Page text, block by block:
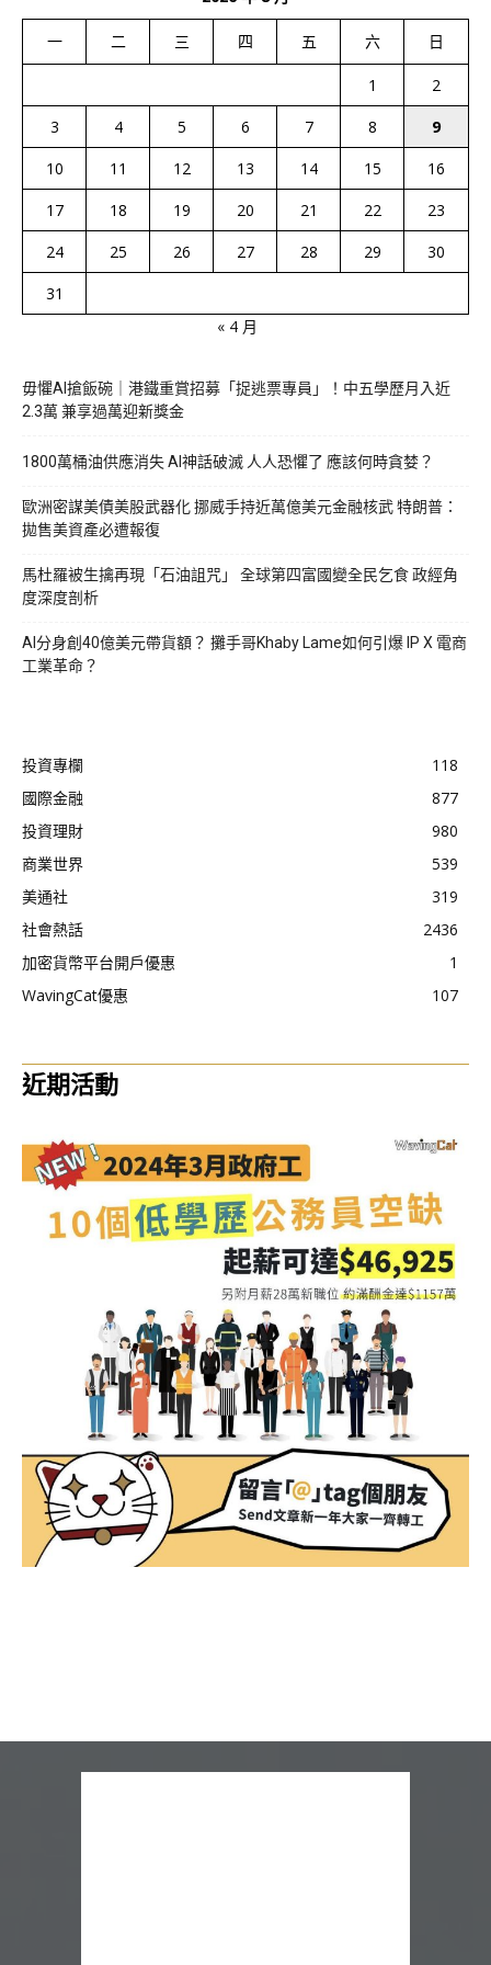
一 二 三 四 五 六 日
1
2
3
4 5 6 7 8
9
10
11 12 13 14 15
16
17
18 19 20 21 22
23
24
25 26 27 28 29
30
31
« 4 月
毋懼AI搶飯碗｜港鐵重賞招募「捉逃票專員」！中五學歷月入近
2.3萬 兼享過萬迎新獎金
1800萬桶油供應消失 AI神話破滅 人人恐懼了 應該何時貪婪？
歐洲密謀美債美股武器化 挪威手持近萬億美元金融核武 特朗普：
拋售美資產必遭報復
馬杜羅被生擒再現「石油詛咒」 全球第四富國變全民乞食 政經角
度深度剖析
AI分身創40億美元帶貨額？ 攤手哥Khaby Lame如何引爆 IP X 電商
工業革命？
投資專欄
118
國際金融
877
投資理財
980
商業世界
539
美通社
319
社會熱話
2436
加密貨幣平台開戶優惠
1
WavingCat優惠
107
近期活動